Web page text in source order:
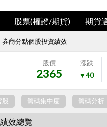
股票(權證/期貨) 期貨
券商分點個股投資績效
股價
2365
漲跌
▼40
股 籌碼集中度 籌碼分析
效總覽